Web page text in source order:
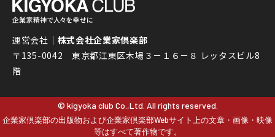
運営会社｜ 株式会社企業家倶楽部
〒135-0042 東京都江東区木場３－１６－８ レッタスビル8
階
© kigyoka club Co.,Ltd. All rights reserved.
企業家倶楽部の出版物および企業家倶楽部Webサイト上の文章・画像・映像
等はすべて著作物です。